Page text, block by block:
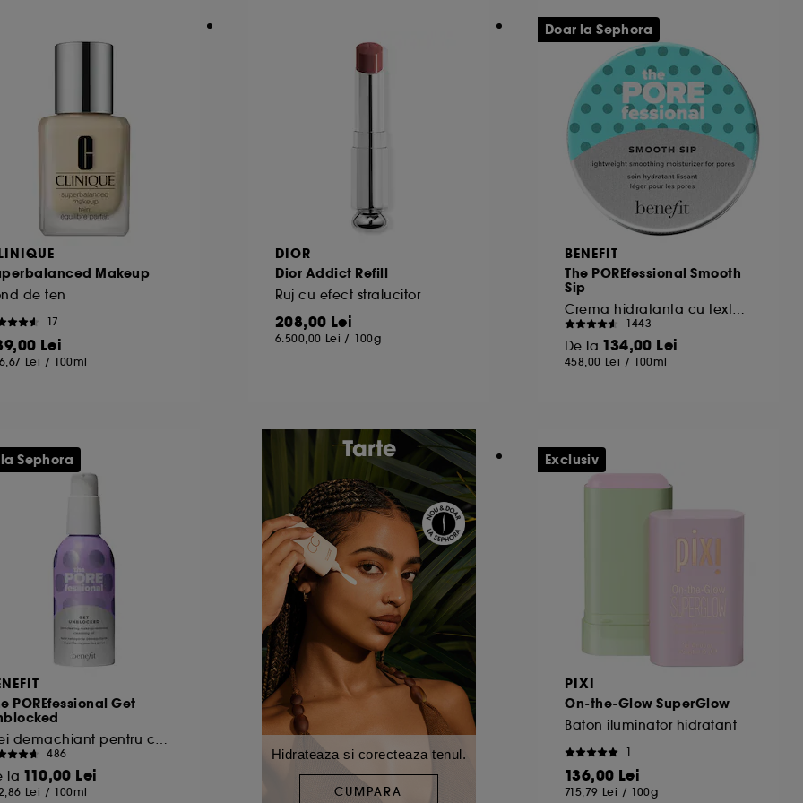
Makeup
de ten
17
Lei
Lei / 100ml
DIOR
Dior Addict Refill
Ruj cu efect stralucitor
208,00 Lei
6.500,00 Lei / 100g
BENEFIT
The POREfessional Smooth
Sip
1443
De la 134,00 Lei
458,00 Lei / 100ml
Doar la Sephora
POREfessional Get
486
la 110,00 Lei
Lei / 100ml
Sephora
Hidrateaza si corecteaza tenul.
CUMPARA
PIXI
On-the-Glow SuperGlow
Baton iluminator hidratant
1
136,00 Lei
715,79 Lei / 100g
Exclusiv
Google. Pentru mai multe informatii despre drepturile dummeavoastra so optiunile de
privacy/
citirea celorlalte necesita acordul tau. Poti sa iti personalizezi alegerile privind plasarea acestor
de mai jos, sau poti apasa butonul de "Accepta toate" sau "Respinge toate". Poti alege sa iti
multe informatii despre cookie-urile folosite, click
aici